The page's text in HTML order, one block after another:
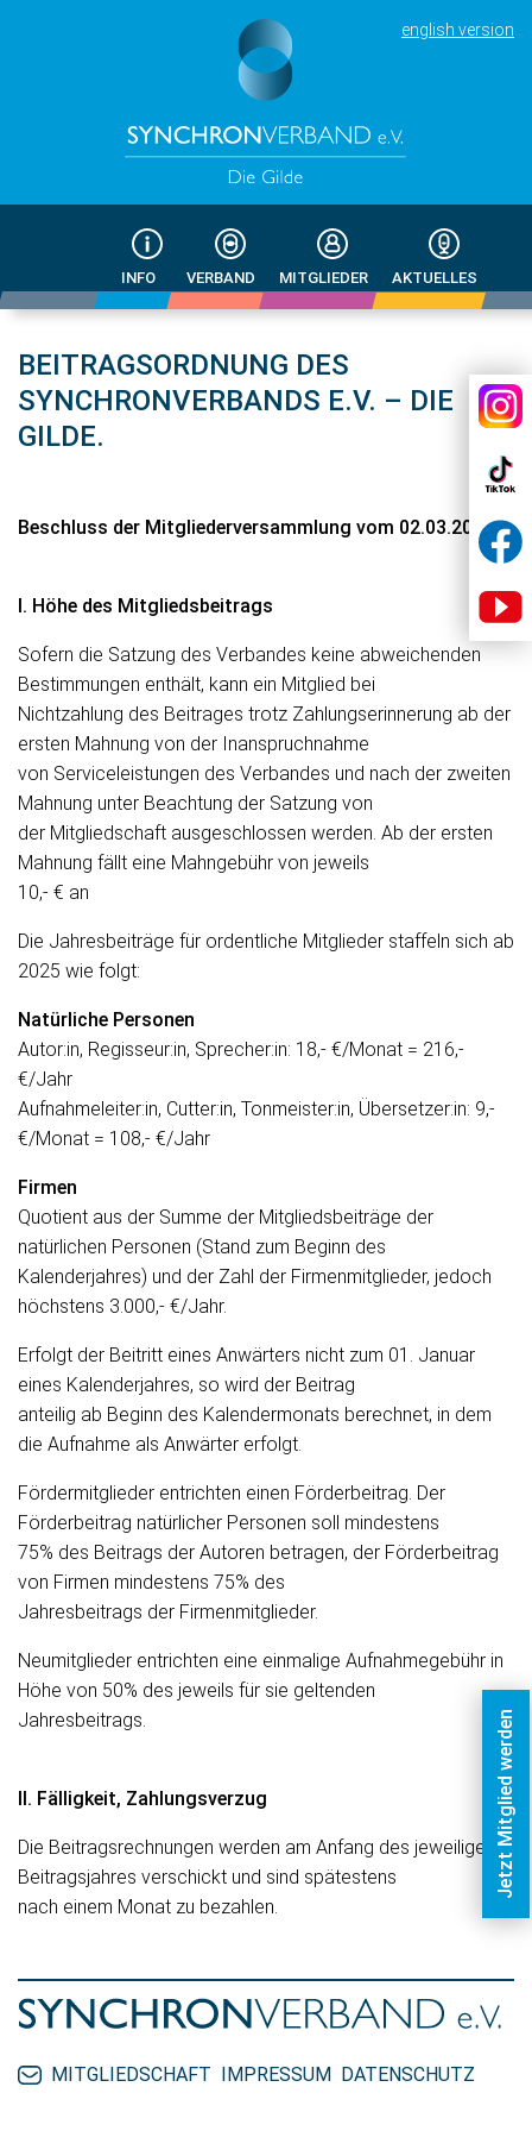
english version
INFO VERBAND MITGLIEDER AKTUELLES
BEITRAGSORDNUNG DES
SYNCHRONVERBANDS E.V. – DIE
GILDE.
Beschluss der Mitgliederversammlung vom 02.03.2024
I. Höhe des Mitgliedsbeitrags
Sofern die Satzung des Verbandes keine abweichenden
Bestimmungen enthält, kann ein Mitglied bei
Nichtzahlung des Beitrages trotz Zahlungserinnerung ab der
ersten Mahnung von der Inanspruchnahme
von Serviceleistungen des Verbandes und nach der zweiten
Mahnung unter Beachtung der Satzung von
der Mitgliedschaft ausgeschlossen werden. Ab der ersten
Mahnung fällt eine Mahngebühr von jeweils
10,- € an
Die Jahresbeiträge für ordentliche Mitglieder staffeln sich ab
2025 wie folgt:
Natürliche Personen
Autor:in, Regisseur:in, Sprecher:in: 18,- €/Monat = 216,-
€/Jahr
Aufnahmeleiter:in, Cutter:in, Tonmeister:in, Übersetzer:in: 9,-
€/Monat = 108,- €/Jahr
Firmen
Quotient aus der Summe der Mitgliedsbeiträge der
natürlichen Personen (Stand zum Beginn des
Kalenderjahres) und der Zahl der Firmenmitglieder, jedoch
höchstens 3.000,- €/Jahr.
Erfolgt der Beitritt eines Anwärters nicht zum 01. Januar
eines Kalenderjahres, so wird der Beitrag
anteilig ab Beginn des Kalendermonats berechnet, in dem
die Aufnahme als Anwärter erfolgt.
Fördermitglieder entrichten einen Förderbeitrag. Der
Förderbeitrag natürlicher Personen soll mindestens
75% des Beitrags der Autoren betragen, der Förderbeitrag
von Firmen mindestens 75% des
Jahresbeitrags der Firmenmitglieder.
Neumitglieder entrichten eine einmalige Aufnahmegebühr in
Höhe von 50% des jeweils für sie geltenden
Jahresbeitrags.
II. Fälligkeit, Zahlungsverzug
Die Beitragsrechnungen werden am Anfang des jeweiligen
Beitragsjahres verschickt und sind spätestens
nach einem Monat zu bezahlen.
MITGLIEDSCHAFT IMPRESSUM DATENSCHUTZ
Jetzt Mitglied werden